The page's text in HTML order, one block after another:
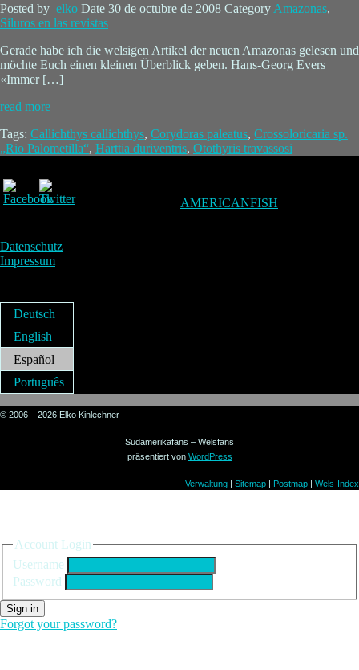
Posted by elko Date 30 de octubre de 2008 Category Amazonas,
Siluros en las revistas
Gerade habe ich die welsigen Artikel der neuen Amazonas gelesen und
möchte Euch einen kleinen Überblick geben. Hans-Georg Evers
«Immer […]
read more
Tags: Callichthys callichthys, Corydoras paleatus, Crossoloricaria sp.
„Rio Palometilla“, Harttia duriventris, Otothyris travassosi
AMERICANFISH
Datenschutz
Impressum
Deutsch
English
Español
Português
© 2006 – 2026 Elko Kinlechner
Südamerikafans – Welsfans
präsentiert von WordPress
Verwaltung | Sitemap | Postmap | Wels-Index
Account Login
Username
Password
Sign in
Forgot your password?